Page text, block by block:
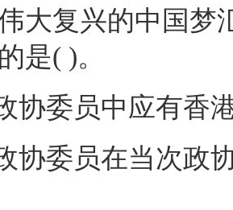
大复兴的中国梦
是( )。
委员中应有香港
委员在当次政协